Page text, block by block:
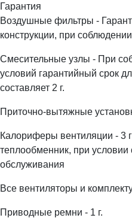
Гарантия
Воздушные фильтры -
конструкции, при
Смесительные узлы - При
условий гарантийный срок
составляет 2 г.
Приточно-вытяжные
Калориферы вентиляции - 3
теплообменник, при
обслуживания
Все вентиляторы и
Приводные ремни - 1 г.